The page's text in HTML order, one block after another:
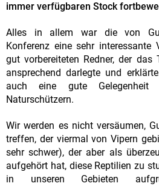
immer verfügbaren Stock
Alles in allem war die von
Konferenz eine sehr interessante
gut vorbereiteten Redner, der das
ansprechend darlegte und
auch eine gute
Naturschützern.
Wir werden es nicht versäumen,
treffen, der viermal von Vipern
sehr schwer), der aber als
aufgehört hat, diese Reptilien zu
in unseren Gebieten